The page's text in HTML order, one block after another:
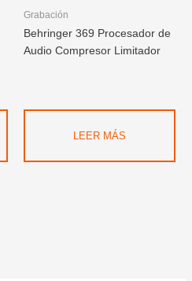
Grabación
Behringer 369 Procesador de
Audio Compresor Limitador
LEER MÁS